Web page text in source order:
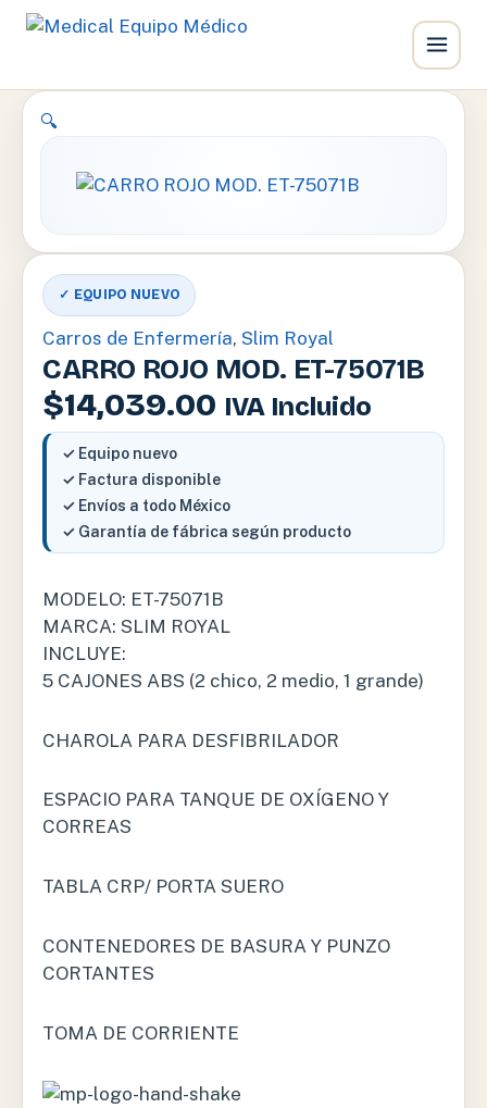
🔍
✓ EQUIPO NUEVO
Carros de Enfermería, Slim Royal
CARRO ROJO MOD. ET-75071B
$14,039.00 IVA Incluido
✓ Equipo nuevo
✓ Factura disponible
✓ Envíos a todo México
✓ Garantía de fábrica según producto
MODELO: ET-75071B
MARCA: SLIM ROYAL
INCLUYE:
5 CAJONES ABS (2 chico, 2 medio, 1 grande)
CHAROLA PARA DESFIBRILADOR
ESPACIO PARA TANQUE DE OXÍGENO Y
CORREAS
TABLA CRP/ PORTA SUERO
CONTENEDORES DE BASURA Y PUNZO
CORTANTES
TOMA DE CORRIENTE